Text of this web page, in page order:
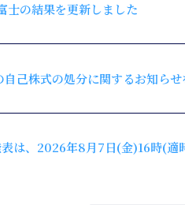
の結果を更新しました
己株式の処分に関するお知ら
は、2026年8月7日(金)16時(適